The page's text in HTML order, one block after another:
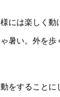
には楽しく
暑い。外を
をすること